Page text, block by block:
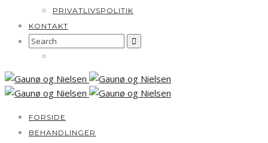
PRIVATLIVSPOLITIK
KONTAKT
Search
FORSIDE
BEHANDLINGER